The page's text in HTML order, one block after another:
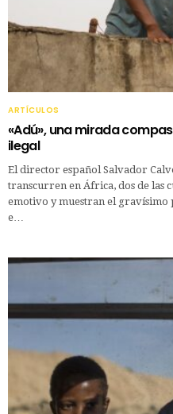
ARTÍCULOS
«Adú», una mirada
ilegal
El director español Salvador
transcurren en África, dos de las
emotivo y muestran el
e…